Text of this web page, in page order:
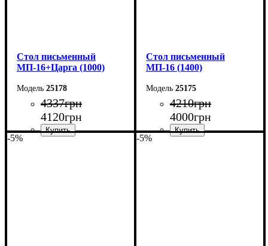
Cтол письменный
МП-16+Царга (1000)
25178
4337грн
4120грн
Cтол письменный
МП-16 (1400)
25175
4210грн
4000грн
-5% -5%